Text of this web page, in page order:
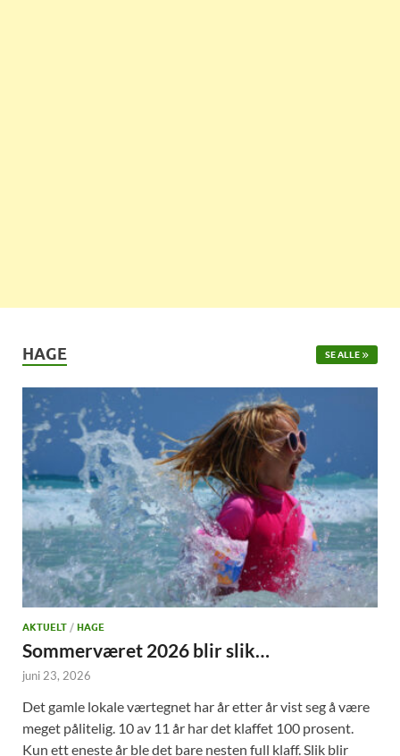
HAGE SE ALLE
AKTUELT / HAGE
Sommerværet 2026 blir slik…
juni 23, 2026
Det gamle lokale værtegnet har år etter år vist seg å være
meget pålitelig. 10 av 11 år har det klaffet 100 prosent.
Kun ett eneste år ble det bare nesten full klaff. Slik blir